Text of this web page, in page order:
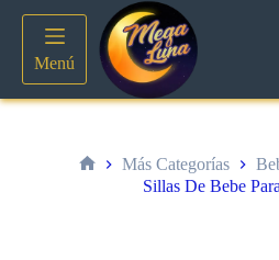
contenido
Menú
Más Categorías
Sillas De Bebe